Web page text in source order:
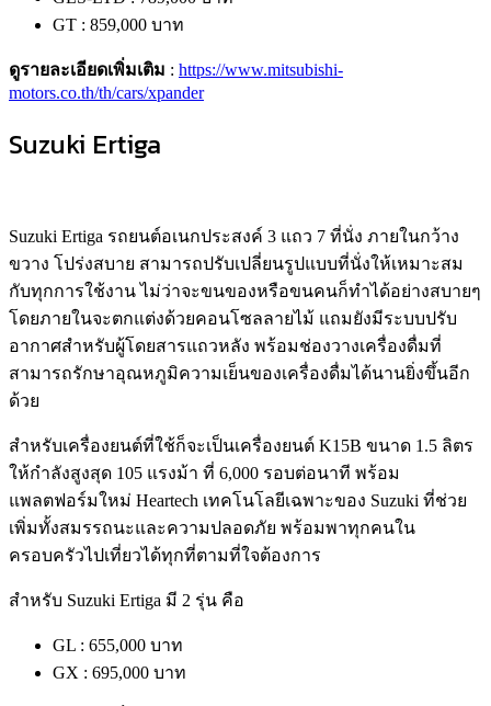
GT : 859,000 บาท
ดูรายละเอียดเพิ่มเติม : https://www.mitsubishi-
motors.co.th/th/cars/xpander
Suzuki Ertiga
Suzuki Ertiga รถยนต์อเนกประสงค์ 3 แถว 7 ที่นั่ง ภายในกว้าง
ขวาง โปร่งสบาย สามารถปรับเปลี่ยนรูปแบบที่นั่งให้เหมาะสม
กับทุกการใช้งาน ไม่ว่าจะขนของหรือขนคนก็ทำได้อย่างสบายๆ
โดยภายในจะตกแต่งด้วยคอนโซลลายไม้ แถมยังมีระบบปรับ
อากาศสำหรับผู้โดยสารแถวหลัง พร้อมช่องวางเครื่องดื่มที่
สามารถรักษาอุณหภูมิความเย็นของเครื่องดื่มได้นานยิ่งขึ้นอีก
ด้วย
สำหรับเครื่องยนต์ที่ใช้ก็จะเป็นเครื่องยนต์ K15B ขนาด 1.5 ลิตร
ให้กำลังสูงสุด 105 แรงม้า ที่ 6,000 รอบต่อนาที พร้อม
แพลตฟอร์มใหม่ Heartech เทคโนโลยีเฉพาะของ Suzuki ที่ช่วย
เพิ่มทั้งสมรรถนะและความปลอดภัย พร้อมพาทุกคนใน
ครอบครัวไปเที่ยวได้ทุกที่ตามที่ใจต้องการ
สำหรับ Suzuki Ertiga มี 2 รุ่น คือ
GL : 655,000 บาท
GX : 695,000 บาท